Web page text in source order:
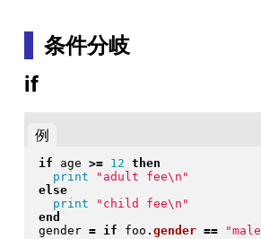
条件分岐
if
例
if age >= 12 then
print
" adult fee\n "
else
print
" child fee\n "
end
gender = if foo . gender == "male